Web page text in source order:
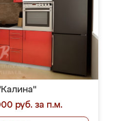
руб. за п.м.